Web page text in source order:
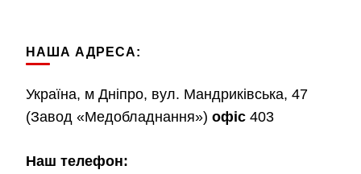
НАША АДРЕСА:
Україна, м Дніпро, вул. Мандриківська, 47
(Завод «Медобладнання») офіс 403
Наш телефон: